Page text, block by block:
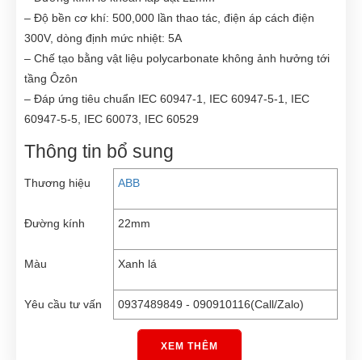
– Độ bền cơ khí: 500,000 lần thao tác, điện áp cách điện
300V, dòng định mức nhiệt: 5A
– Chế tạo bằng vật liệu polycarbonate không ảnh hưởng tới
tầng Ôzôn
– Đáp ứng tiêu chuẩn IEC 60947-1, IEC 60947-5-1, IEC
60947-5-5, IEC 60073, IEC 60529
Thông tin bổ sung
Thương hiệu ABB
Đường kính 22mm
Màu Xanh lá
Yêu cầu tư vấn 0937489849 - 090910116(Call/Zalo)
XEM THÊM